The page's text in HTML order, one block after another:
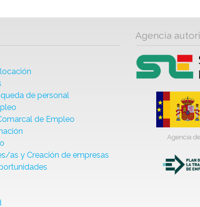
de personal
de Empleo
as y Creación de empresas
Agencia
Agencia